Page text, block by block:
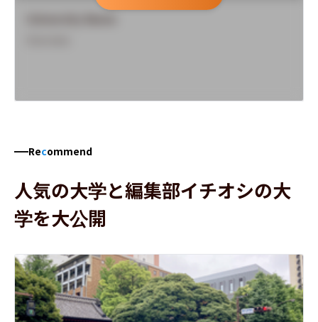
Recommend
人気の大学と編集部イチオシの大
学を大公開